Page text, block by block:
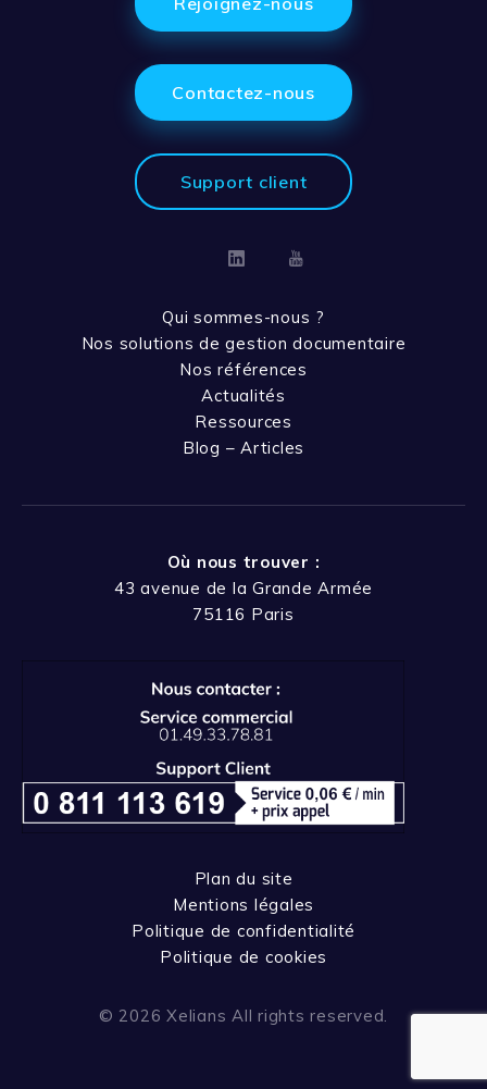
Contactez-nous
Support client
LinkedinYoutube
Qui sommes-nous ?
Nos solutions de gestion documentaire
Nos références
Actualités
Ressources
Blog – Articles
Où nous trouver :
43 avenue de la Grande Armée
75116 Paris
Plan du site
Mentions légales
Politique de confidentialité
Politique de cookies
© 2026 Xelians All rights reserved.